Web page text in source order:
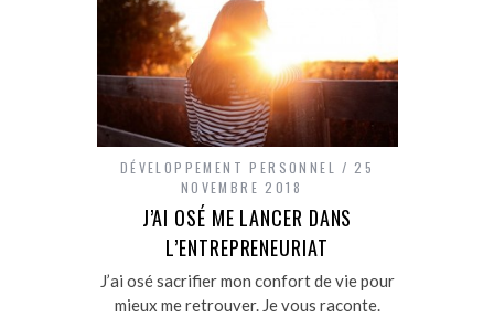
DÉVELOPPEMENT PERSONNEL
25
NOVEMBRE 2018
J’AI OSÉ ME LANCER DANS
L’ENTREPRENEURIAT
J’ai osé sacrifier mon confort de vie pour
mieux me retrouver. Je vous raconte.